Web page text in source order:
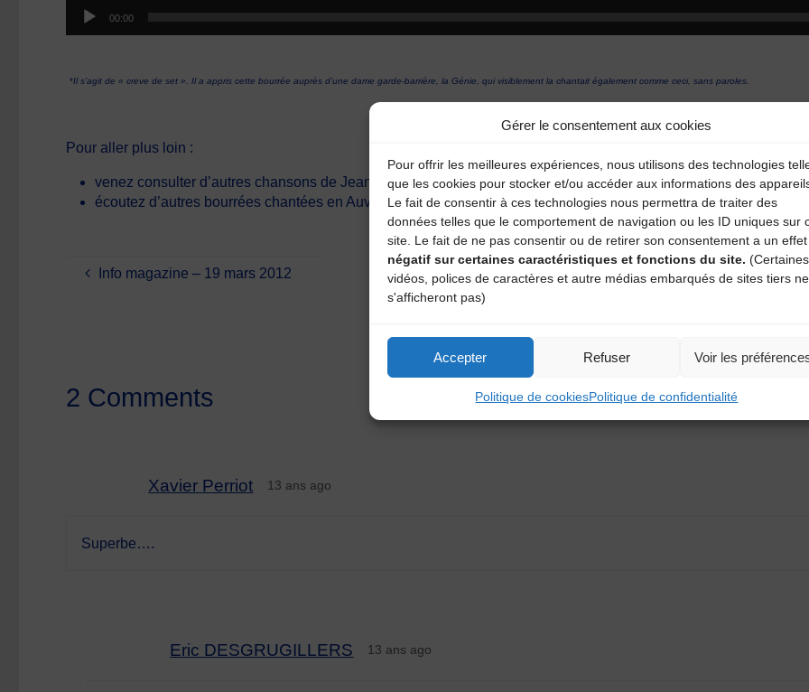
Gérer le consentement aux cookies
Pour offrir les meilleures expériences, nous utilisons des technologies
que les cookies pour stocker et/ou accéder aux informations des
Le fait de consentir à ces technologies nous permettra de traiter des
données telles que le comportement de navigation ou les ID uniques sur
site. Le fait de ne pas consentir ou de retirer son consentement a un effet
négatif sur certaines caractéristiques et fonctions du site. (Certaines
vidéos, polices de caractères et autre médias embarqués de sites tiers ne
s'afficheront pas)
Accepter Refuser Voir les
Politique de cookiesPolitique de confidentialité
Lecteur
audio
00:00
*Il s’agit de « creve de set ». Il a appris cette bourrée auprès d’une dame garde-barrière, la Génie, qui visiblement la chantait également comme ceci, sans paroles.
Pour aller plus loin :
venez consulter d’autres chansons de Jean Chabosy en venant nous voirici
écoutez d’autres bourrées chantées en Auvergne en cliquant là
Info magazine – 19 mars 2012
2 Comments
Xavier Perriot 13 ans ago
Superbe….
Eric DESGRUGILLERS 13 ans ago